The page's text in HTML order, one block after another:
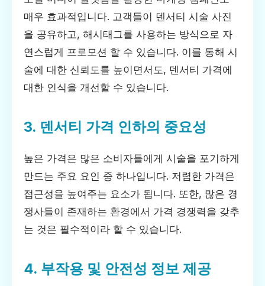
매우 효과적입니다. 고객들이 덴서티 시술 사진
을 공유하고, 해시태그를 사용하는 방식으로 자
연스럽게 프로모션 할 수 있습니다. 이를 통해 시
술에 대한 신뢰도를 높이면서도, 덴서티 가격에
대한 인식을 개선할 수 있습니다.
3. 덴서티 가격 인하의 중요성
높은 가격은 많은 소비자들에게 시술을 포기하게
만드는 주요 요인 중 하나입니다. 저렴한 가격은
접근성을 높여주는 요소가 됩니다. 또한, 많은 경
쟁사들이 존재하는 환경에서 가격 경쟁력을 갖추
는 것은 필수적이라 할 수 있습니다.
4. 부작용 및 안전성 정보 제공